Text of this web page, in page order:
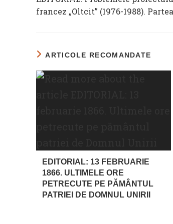
ARTICLES
francez „Oltcit” (1976-1988).
ARTICOLE RECOMANDATE
EDITORIAL: 13 FEBRUARIE
1866. ULTIMELE ORE
PETRECUTE PE PĂMÂNTUL
PATRIEI DE DOMNUL UNIRII